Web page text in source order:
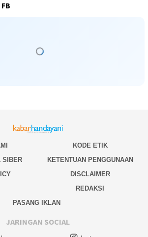
KODE ETIK
SIBER
KETENTUAN PENGGUNAAN
DISCLAIMER
REDAKSI
PASANG IKLAN
JARINGAN SOCIAL